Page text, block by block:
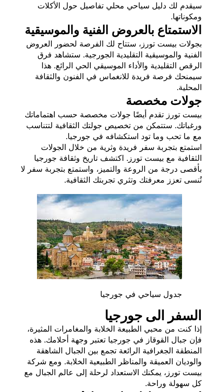
سيقدم لك دليل سياحي محلي تفاصيل حول الأكلات
ومكوناتها.
الاستمتاع بالعروض الفنية والموسيقية
بجولات بيست تورز، ستتاح لك الفرصة لحضور العروض
الفنية والموسيقية التقليدية الجورجية. ستشاهد فرق
الرقص التقليدية والأداء الموسيقي الحي الرائع. هذا
سيمنحك فرصة فريدة للانغماس في الفنون والثقافة
المحلية.
جولات مخصصة
بيست تورز تقدم أيضًا جولات مخصصة حسب اهتماماتك
ورغباتك. ستتمكن من تخصيص جولتك الثقافية لتتناسب
مع ما تحب وما تود استكشافه في جورجيا.
استمتع بتجربة سفر فريدة وثرية من خلال الجولات
الثقافية مع بيست تورز. اكتشف تاريخ وثقافة جورجيا
بأقصى درجة من الروعة والتميز، واستمتع بتجربة سفر لا
تُنسى تعزز معرفتك وتثري تجربتك الثقافية.
جدول سياحي في جورجيا
السفر الى جورجيا
إذا كنت من محبي الطبيعة الخلابة والمغامرات المثيرة،
فإن جبال القوقاز في جورجيا تعتبر وجهة أحلامك. هذه
المنطقة الجغرافية الرائعة تجمع بين الجبال الشاهقة
والوديان العميقة والمناظر الطبيعية الخلابة. ومع شركة
بيست تورز، يمكنك الاستعداد لرحلة إلى عالم الجبال مع
كل سهولة وراحة.